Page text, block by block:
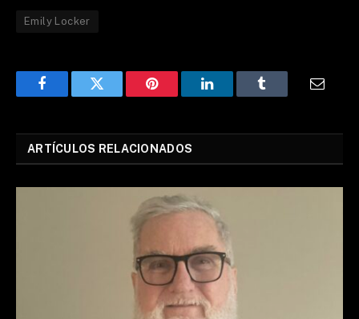
Emily Locker
FacebookTwitter Pinterest LinkedInTumblr
ARTÍCULOS RELACIONADOS